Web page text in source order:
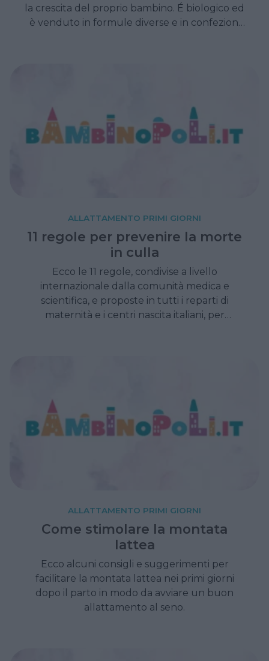
la crescita del proprio bambino. É biologico ed
è venduto in formule diverse e in confezioni
ALLATTAMENTO PRIMI GIORNI
11 regole per prevenire la morte
in culla
Ecco le 11 regole, condivise a livello
internazionale dalla comunità medica e
scientifica, e proposte in tutti i reparti di
maternità e i centri nascita italiani, per
ALLATTAMENTO PRIMI GIORNI
Come stimolare la montata
lattea
Ecco alcuni consigli e suggerimenti per
facilitare la montata lattea nei primi giorni
dopo il parto in modo da avviare un buon
allattamento al seno.